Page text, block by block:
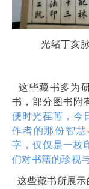
光绪丁亥
这些藏书多为
书，部分图书附
便时光荏苒，今
作者的那份智
字，仅仅是一枚
们对书籍的珍视
这些藏书所展